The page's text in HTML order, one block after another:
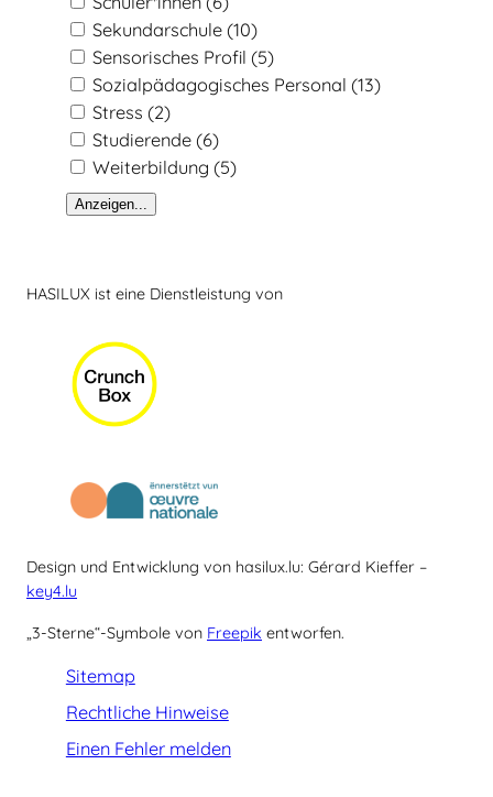
Sekundarschule (10)
Sensorisches Profil (5)
Sozialpädagogisches Personal (13)
Stress (2)
Studierende (6)
Weiterbildung (5)
Anzeigen...
HASILUX ist eine Dienstleistung von
Design und Entwicklung von hasilux.lu: Gérard Kieffer –
key4.lu
„3-Sterne“-Symbole von Freepik entworfen.
Sitemap
Rechtliche Hinweise
Einen Fehler melden